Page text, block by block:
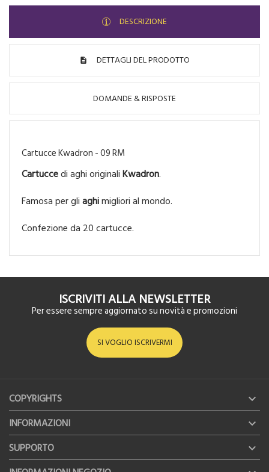
DESCRIZIONE
DETTAGLI DEL PRODOTTO
DOMANDE & RISPOSTE
Cartucce Kwadron - 09 RM
Cartuccedi aghi originaliKwadron.
Famosa per gliaghimigliori al mondo.
Confezione da 20 cartucce.
ISCRIVITI ALLA NEWSLETTER
Per essere sempre aggiornato su novità e promozioni
SI VOGLIO ISCRIVERMI
COPYRIGHTS 
INFORMAZIONI 
SUPPORTO 